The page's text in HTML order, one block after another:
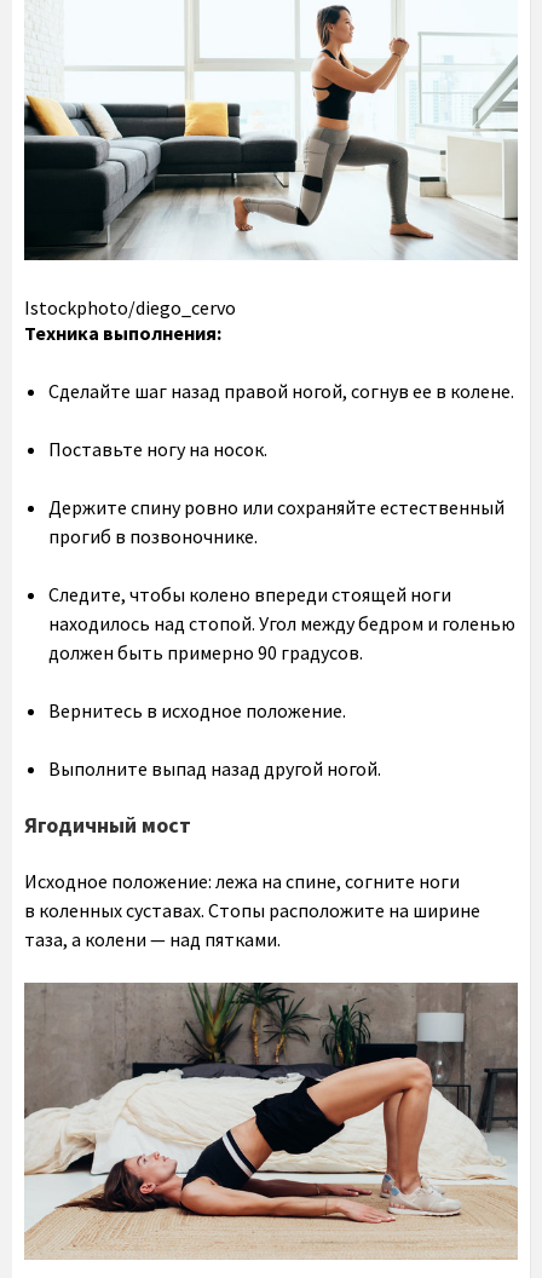
Istockphoto/diego_cervo
Техника выполнения:
Сделайте шаг назад правой ногой, согнув ее в колене.
Поставьте ногу на носок.
Держите спину ровно или сохраняйте естественный
прогиб в позвоночнике.
Следите, чтобы колено впереди стоящей ноги
находилось над стопой. Угол между бедром и голенью
должен быть примерно 90 градусов.
Вернитесь в исходное положение.
Выполните выпад назад другой ногой.
Ягодичный мост
Исходное положение: лежа на спине, согните ноги
в коленных суставах. Стопы расположите на ширине
таза, а колени — над пятками.